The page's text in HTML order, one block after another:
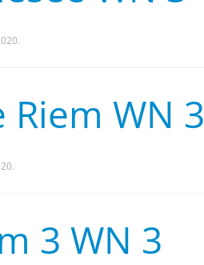
.
Riem WN 3
.
3 WN 3